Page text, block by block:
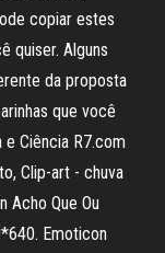
copiar estes
quiser. Alguns
da proposta
que você
Ciência R7.com
Clip-art - chuva
Acho Que Ou
Emoticon